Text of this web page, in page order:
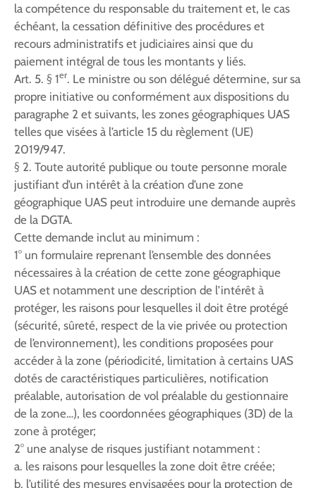
la compétence du responsable du traitement et, le cas
échéant, la cessation définitive des procédures et
recours administratifs et judiciaires ainsi que du
paiement intégral de tous les montants y liés.
Art. 5. § 1er. Le ministre ou son délégué détermine, sur sa
propre initiative ou conformément aux dispositions du
paragraphe 2 et suivants, les zones géographiques UAS
telles que visées à l’article 15 du règlement (UE)
2019/947.
§ 2. Toute autorité publique ou toute personne morale
justifiant d’un intérêt à la création d’une zone
géographique UAS peut introduire une demande auprès
de la DGTA.
Cette demande inclut au minimum :
1° un formulaire reprenant l’ensemble des données
nécessaires à la création de cette zone géographique
UAS et notamment une description de l’intérêt à
protéger, les raisons pour lesquelles il doit être protégé
(sécurité, sûreté, respect de la vie privée ou protection
de l’environnement), les conditions proposées pour
accéder à la zone (périodicité, limitation à certains UAS
dotés de caractéristiques particulières, notification
préalable, autorisation de vol préalable du gestionnaire
de la zone…), les coordonnées géographiques (3D) de la
zone à protéger;
2° une analyse de risques justifiant notamment :
a. les raisons pour lesquelles la zone doit être créée;
b. l’utilité des mesures envisagées pour la protection de